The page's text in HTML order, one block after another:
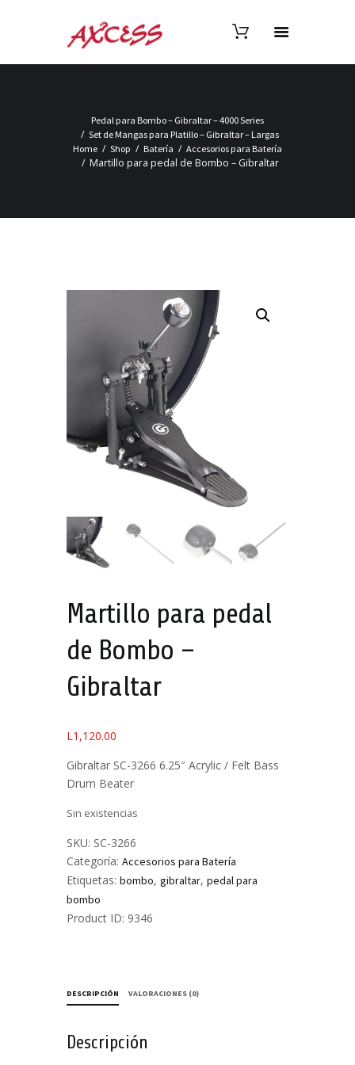
Pedal para Bombo – Gibraltar – 4000 Series
Set de Mangas para Platillo – Gibraltar – Largas
Home
Shop Batería Accesorios para Batería
Martillo para pedal de Bombo – Gibraltar
Martillo para pedal
de Bombo –
Gibraltar
L 1,120.00
Gibraltar SC-3266 6.25″ Acrylic / Felt Bass
Drum Beater
Sin existencias
SKU: SC-3266
Categoría: Accesorios para Batería
Etiquetas: bombo, gibraltar, pedal para
bombo
Product ID: 9346
DESCRIPCIÓN VALORACIONES (0)
Descripción